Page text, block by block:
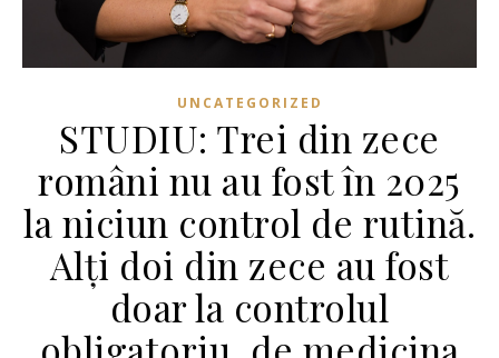
UNCATEGORIZED
STUDIU: Trei din zece
români nu au fost în 2025
la niciun control de rutină.
Alți doi din zece au fost
doar la controlul